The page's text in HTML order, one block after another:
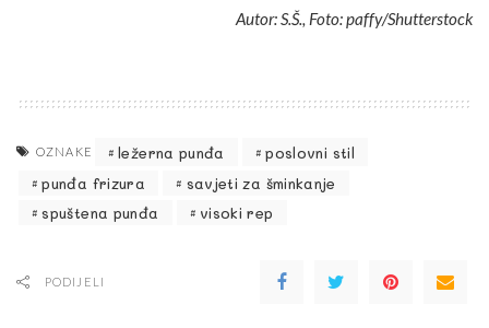
Autor: S.Š., Foto: paffy/Shutterstock
OZNAKE ležerna punđa
poslovni stil
punđa frizura
savjeti za šminkanje
spuštena punđa
visoki rep
PODIJELI